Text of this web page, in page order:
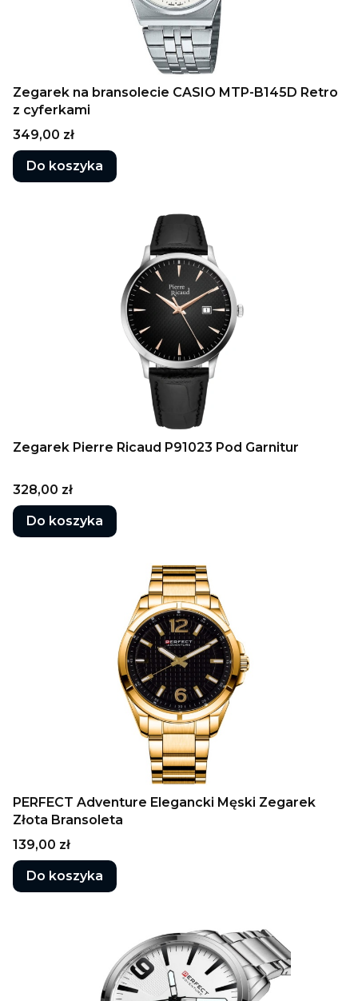
Zegarek na bransolecie CASIO MTP-B145D Retro
z cyferkami
Cena
349,00 zł
Do koszyka
Zegarek Pierre Ricaud P91023 Pod Garnitur
Cena
328,00 zł
Do koszyka
PERFECT Adventure Elegancki Męski Zegarek
Złota Bransoleta
Cena
139,00 zł
Do koszyka